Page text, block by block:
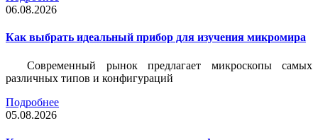
06.08.2026
Как выбрать идеальный прибор для изучения микромира
Современный рынок предлагает микроскопы самых
различных типов и конфигураций
Подробнее
05.08.2026